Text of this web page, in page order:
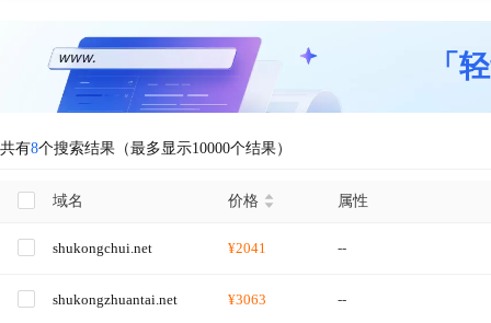
「
共有8个搜索结果（最多显示10000个结果）
域名 价格 属性
shukongchui.net ¥2041 --
shukongzhuantai.net ¥3063 --